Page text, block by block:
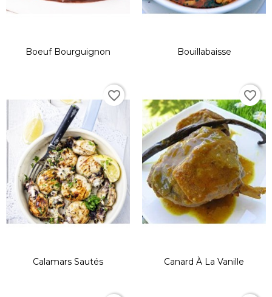
Boeuf Bourguignon Bouillabaisse
Calamars Sautés
favorite_border
Canard À La Vanille
favorite_border